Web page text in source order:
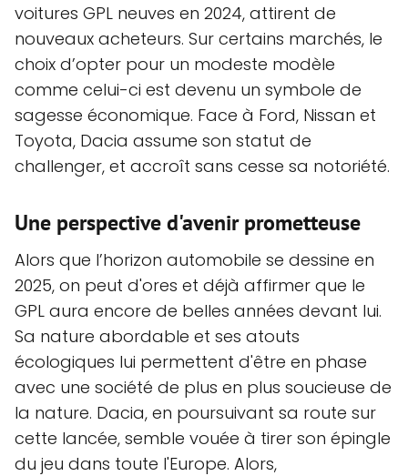
voitures GPL neuves en 2024, attirent de
nouveaux acheteurs. Sur certains marchés, le
choix d’opter pour un modeste modèle
comme celui-ci est devenu un symbole de
sagesse économique. Face à Ford, Nissan et
Toyota, Dacia assume son statut de
challenger, et accroît sans cesse sa notoriété.
Une perspective d'avenir prometteuse
Alors que l’horizon automobile se dessine en
2025, on peut d'ores et déjà affirmer que le
GPL aura encore de belles années devant lui.
Sa nature abordable et ses atouts
écologiques lui permettent d'être en phase
avec une société de plus en plus soucieuse de
la nature. Dacia, en poursuivant sa route sur
cette lancée, semble vouée à tirer son épingle
du jeu dans toute l'Europe. Alors,